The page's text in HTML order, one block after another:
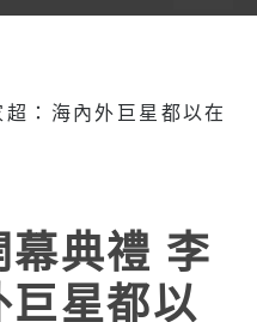
幕典禮 李
巨星都以